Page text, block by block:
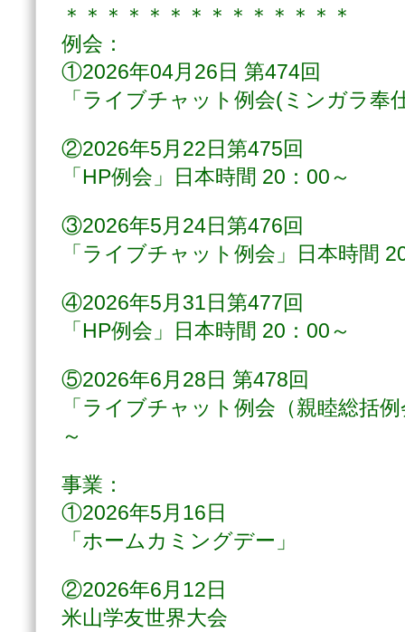
＊＊＊＊＊＊＊＊＊＊＊＊＊＊
例会：
①2026年04月26日 第474回
「ライブチャット例会(ミンガラ奉
②2026年5月22日第475回
「HP例会」日本時間 20：00～
③2026年5月24日第476回
「ライブチャット例会」日本時間
④2026年5月31日第477回
「HP例会」日本時間 20：00～
⑤2026年6月28日 第478回
「ライブチャット例会（親睦総括
～
事業：
①2026年5月16日
「ホームカミングデー」
②2026年6月12日
米山学友世界大会